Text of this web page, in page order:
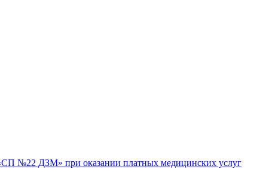
№22 ДЗМ» при оказании платных медицинских услуг